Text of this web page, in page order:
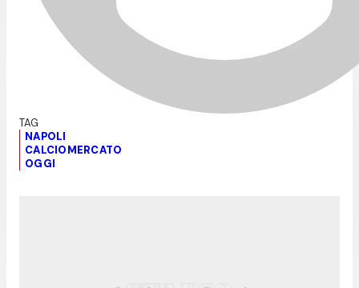
NAPOLI
CALCIOMERCATO
OGGI